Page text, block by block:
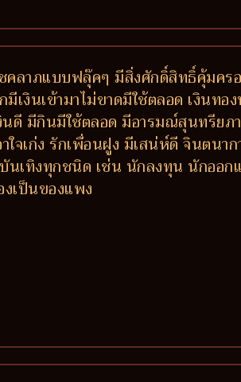
ลาภแบบฟลุ๊คๆ มีสิ่งศักดิ์สิทธิ์คุ้มคร
งินเข้ามาไม่ขาดมีใช้ตลอด เงินทอ
นดี มีกินมีใช้ตลอด มีอารมณ์สุนทรีย
ใจเก่ง รักเพื่อนฝูง มีเสน่ห์ดี จินตนา
นเทิงทุกชนิด เช่น นักลงทุน นักออ
งเป็นของแพง